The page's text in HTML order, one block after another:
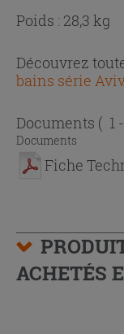
Poids : 28,3 kg
Découvrez
bains série
Documents ( 1
Documents
Fiche
ACHETÉS